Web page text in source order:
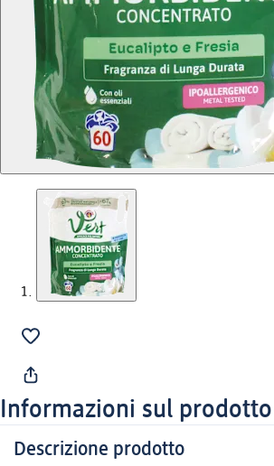
Informazioni sul prodotto
Descrizione prodotto